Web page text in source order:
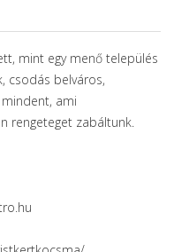
mint egy menő település
csodás belváros,
ami
rengeteget zabáltunk.